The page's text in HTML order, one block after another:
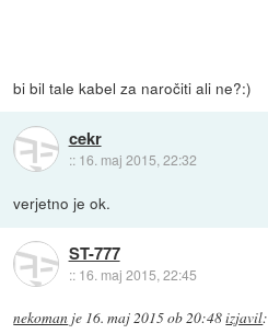
bi bil tale kabel za naročiti ali ne?:)
cekr
:: 16. maj 2015, 22:32
verjetno je ok.
ST-777
:: 16. maj 2015, 22:45
nekoman je 16. maj 2015 ob 20:48izjavil: